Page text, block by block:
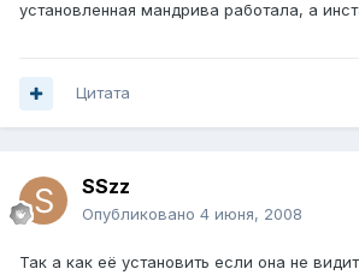
установленная мандрива работала, а
Цитата
SSzz
Опубликовано 4 июня, 2008
Так а как её установить если она не